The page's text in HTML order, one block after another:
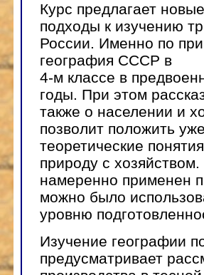
Курс предлагает
подходы к изучению
России. Именно по
география СССР в
4-м классе в
годы. При этом
также о населении и
позволит положить
теоретические
природу с
намеренно применен
можно было
уровню
Изучение географии
предусматривает